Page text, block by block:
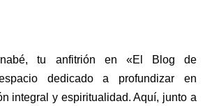
tu anfitrión en «El Blog de
dedicado a profundizar en
integral y espiritualidad. Aquí, junto a